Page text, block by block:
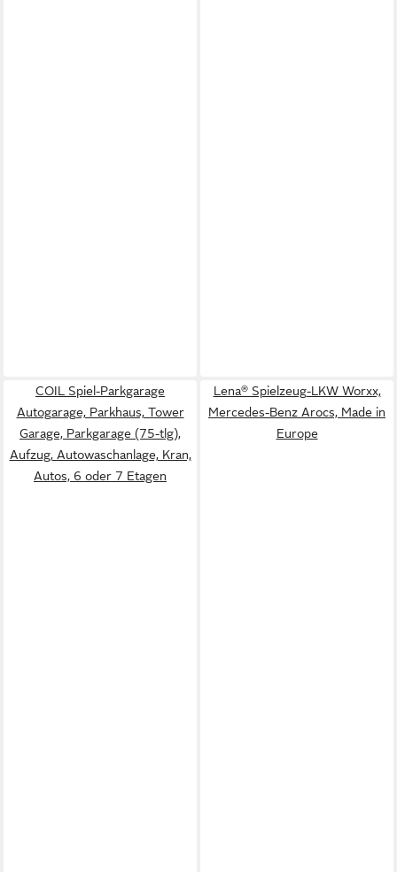
COIL Spiel-Parkgarage
Autogarage, Parkhaus, Tower
Garage, Parkgarage (75-tlg),
Aufzug, Autowaschanlage, Kran,
Autos, 6 oder 7 Etagen
Lena® Spielzeug-LKW Worxx,
Mercedes-Benz Arocs, Made in
Europe